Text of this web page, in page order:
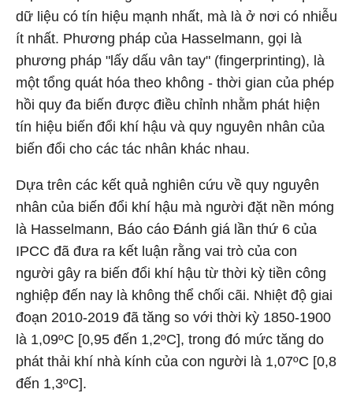
dữ liệu có tín hiệu mạnh nhất, mà là ở nơi có nhiễu
ít nhất. Phương pháp của Hasselmann, gọi là
phương pháp "lấy dấu vân tay" (fingerprinting), là
một tổng quát hóa theo không - thời gian của phép
hồi quy đa biến được điều chỉnh nhằm phát hiện
tín hiệu biến đổi khí hậu và quy nguyên nhân của
biến đổi cho các tác nhân khác nhau.
Dựa trên các kết quả nghiên cứu về quy nguyên
nhân của biến đổi khí hậu mà người đặt nền móng
là Hasselmann, Báo cáo Đánh giá lần thứ 6 của
IPCC đã đưa ra kết luận rằng vai trò của con
người gây ra biến đổi khí hậu từ thời kỳ tiền công
nghiệp đến nay là không thể chối cãi. Nhiệt độ giai
đoạn 2010-2019 đã tăng so với thời kỳ 1850-1900
là 1,09ºC [0,95 đến 1,2ºC], trong đó mức tăng do
phát thải khí nhà kính của con người là 1,07ºC [0,8
đến 1,3ºC].